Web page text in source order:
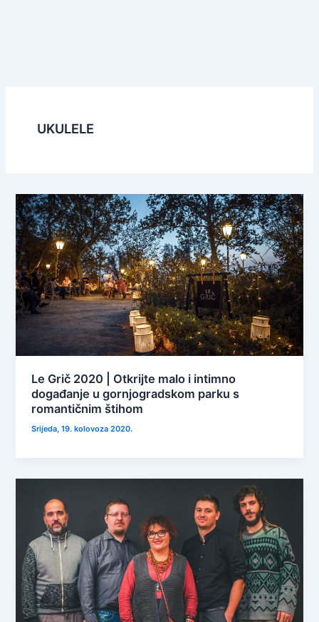
UKULELE
Le Grič 2020 | Otkrijte malo i intimno
događanje u gornjogradskom parku s
romantičnim štihom
Srijeda, 19. kolovoza 2020.